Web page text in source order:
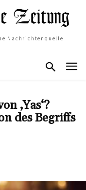
Nachrichtenquelle
‚Yas‘?
des Begriffs